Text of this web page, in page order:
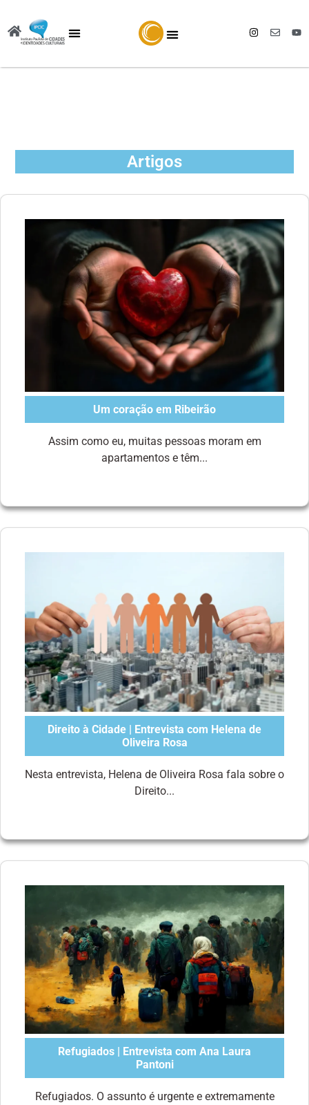
Artigos
Um coração em Ribeirão
Assim como eu, muitas pessoas moram em
apartamentos e têm...
Direito à Cidade | Entrevista com Helena de
Oliveira Rosa
Nesta entrevista, Helena de Oliveira Rosa fala sobre o
Direito...
Refugiados | Entrevista com Ana Laura
Pantoni
Refugiados. O assunto é urgente e extremamente